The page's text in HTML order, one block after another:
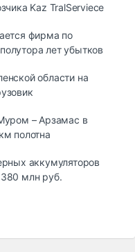
Kaz TralServiece
фирма по
лет убытков
области на
– Арзамас в
полотна
аккумуляторов
380 млн руб.